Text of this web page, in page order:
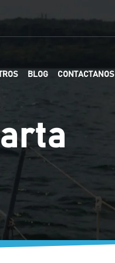
BLOG CONTACTANOS